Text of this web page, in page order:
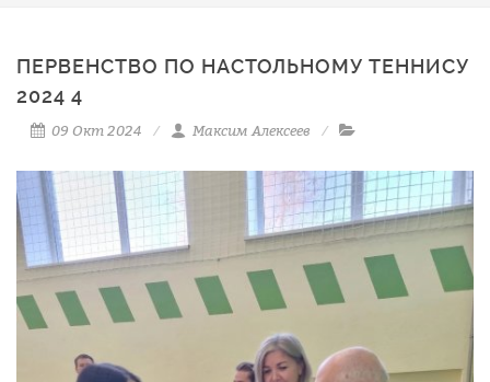
ПЕРВЕНСТВО ПО НАСТОЛЬНОМУ ТЕННИСУ
2024 4
09 Окт 2024 Максим Алексеев